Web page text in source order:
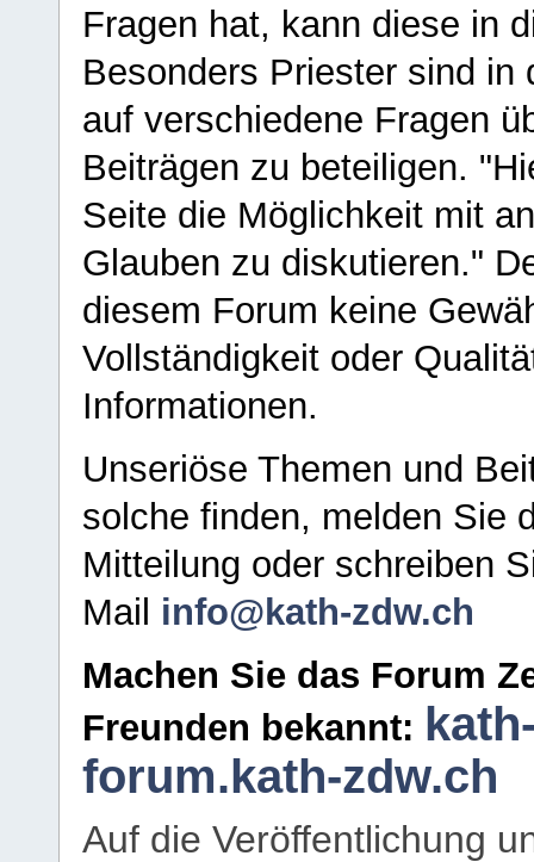
Fragen hat, kann diese in
Besonders Priester sind in
auf verschiedene Fragen
Beiträgen zu beteiligen.
Seite die Möglichkeit mit
Glauben zu diskutieren."
diesem Forum keine
Vollständigkeit oder
Informationen.
Unseriöse Themen und
solche finden, melden Sie
Mitteilung oder schreiben
Mail info@kath-zdw.ch
Machen Sie das Forum
Freunden bekannt:
forum.kath-zdw.ch
Auf die Veröffentlichung